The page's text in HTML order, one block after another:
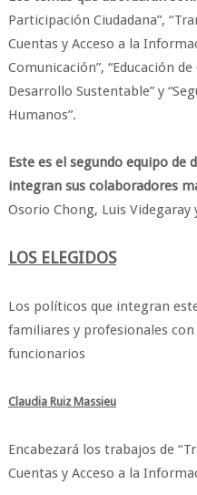
Participación Ciudadana”,
Cuentas y Acceso a la
Comunicación”, “Educación
Desarrollo Sustentable” y
Humanos”.
Este es el segundo equipo
integran sus colaboradores
Osorio Chong, Luis Videgaray
LOS ELEGIDOS
Los políticos que integran
familiares y profesionales
funcionarios
Claudia Ruiz Massieu
Encabezará los trabajos de
Cuentas y Acceso a la